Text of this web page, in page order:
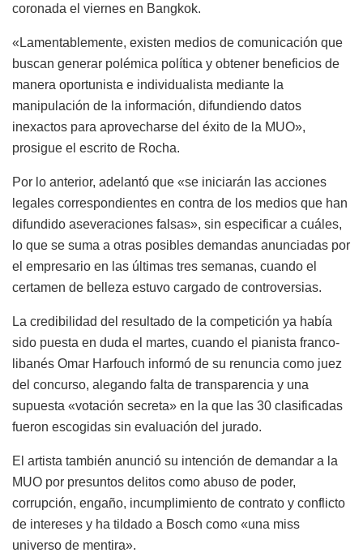
coronada el viernes en Bangkok.
«Lamentablemente, existen medios de comunicación que
buscan generar polémica política y obtener beneficios de
manera oportunista e individualista mediante la
manipulación de la información, difundiendo datos
inexactos para aprovecharse del éxito de la MUO»,
prosigue el escrito de Rocha.
Por lo anterior, adelantó que «se iniciarán las acciones
legales correspondientes en contra de los medios que han
difundido aseveraciones falsas», sin especificar a cuáles,
lo que se suma a otras posibles demandas anunciadas por
el empresario en las últimas tres semanas, cuando el
certamen de belleza estuvo cargado de controversias.
La credibilidad del resultado de la competición ya había
sido puesta en duda el martes, cuando el pianista franco-
libanés Omar Harfouch informó de su renuncia como juez
del concurso, alegando falta de transparencia y una
supuesta «votación secreta» en la que las 30 clasificadas
fueron escogidas sin evaluación del jurado.
El artista también anunció su intención de demandar a la
MUO por presuntos delitos como abuso de poder,
corrupción, engaño, incumplimiento de contrato y conflicto
de intereses y ha tildado a Bosch como «una miss
universo de mentira».